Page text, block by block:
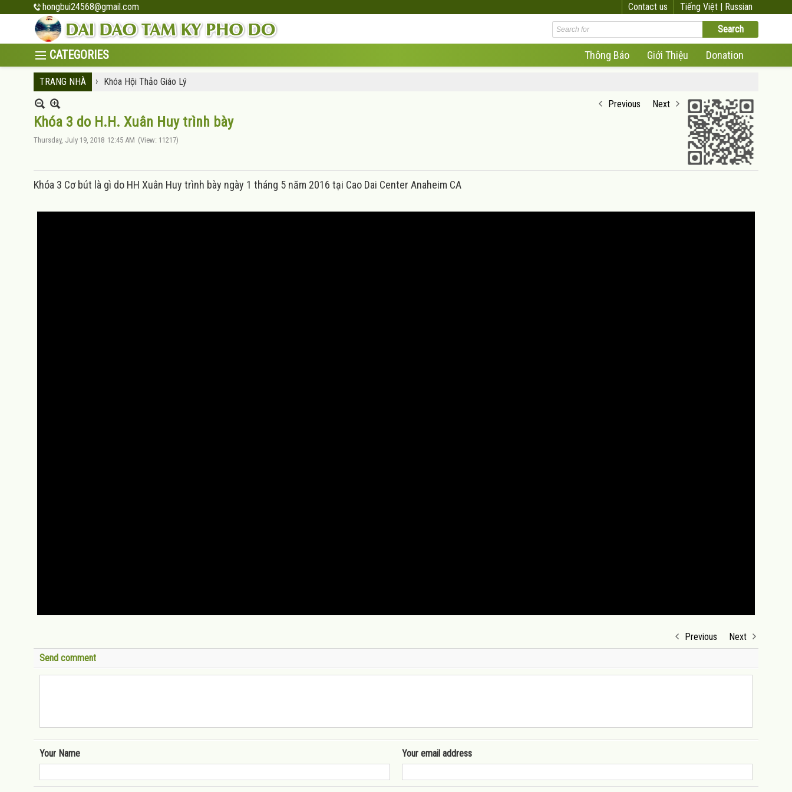
hongbui24568@gmail.com Tiếng Việt | Russian
Contact us
Thông Báo Giới Thiệu Donation
TRANG NHÀ › Khóa Hội Thảo Giáo Lý
Previous
Next
Khóa 3 do H.H. Xuân Huy trình bày
Thursday, July 19, 2018 12:45 AM (View: 11217)
Khóa 3 Cơ bút là gì do HH Xuân Huy trình bày ngày 1 tháng 5 năm 2016 tại Cao Dai Center Anaheim CA
Previous
Next
Send comment
Your Name Your email address